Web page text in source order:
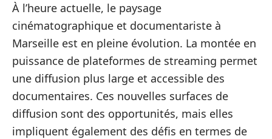
À l’heure actuelle, le paysage
cinématographique et documentariste à
Marseille est en pleine évolution. La montée en
puissance de plateformes de streaming permet
une diffusion plus large et accessible des
documentaires. Ces nouvelles surfaces de
diffusion sont des opportunités, mais elles
impliquent également des défis en termes de